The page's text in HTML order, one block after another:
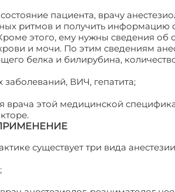
пациента, врачу
ритмов и получить
этого, ему нужны сведения
и мочи. По этим сведениям
белка и билирубина,
заболеваний, ВИЧ, гепатита;
врача этой медицинской
существует три вида